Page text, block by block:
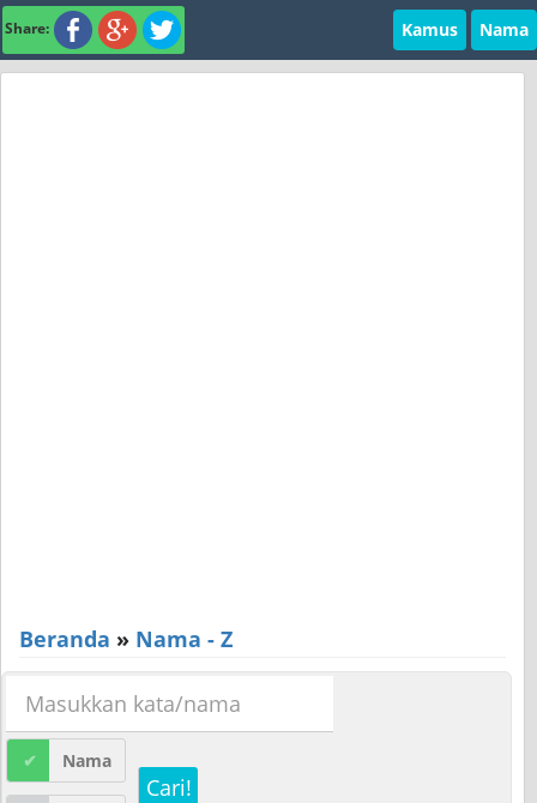
Share: Kamus Nama
Beranda » Nama - Z
Nama
Cari!